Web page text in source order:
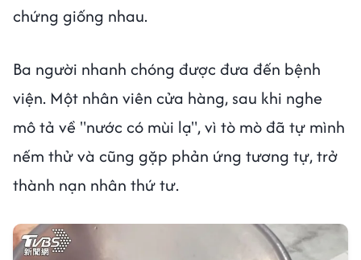
chứng giống nhau.
Ba người nhanh chóng được đưa đến bệnh
viện. Một nhân viên cửa hàng, sau khi nghe
mô tả về "nước có mùi lạ", vì tò mò đã tự mình
nếm thử và cũng gặp phản ứng tương tự, trở
thành nạn nhân thứ tư.